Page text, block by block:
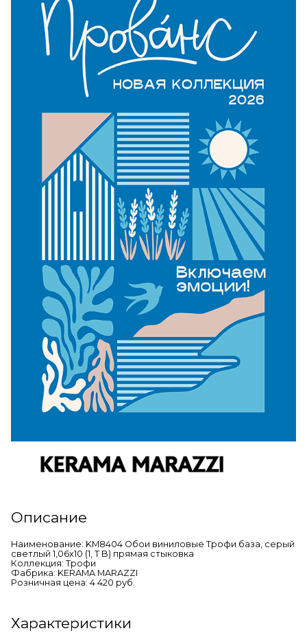
Описание
Наименование: KM8404 Обои виниловые Трофи база, серый
светлый 1,06х10 (1, Т B) прямая стыковка
Коллекция: Трофи
Фабрика: KERAMA MARAZZI
Розничная цена: 4 420 руб.
Характеристики